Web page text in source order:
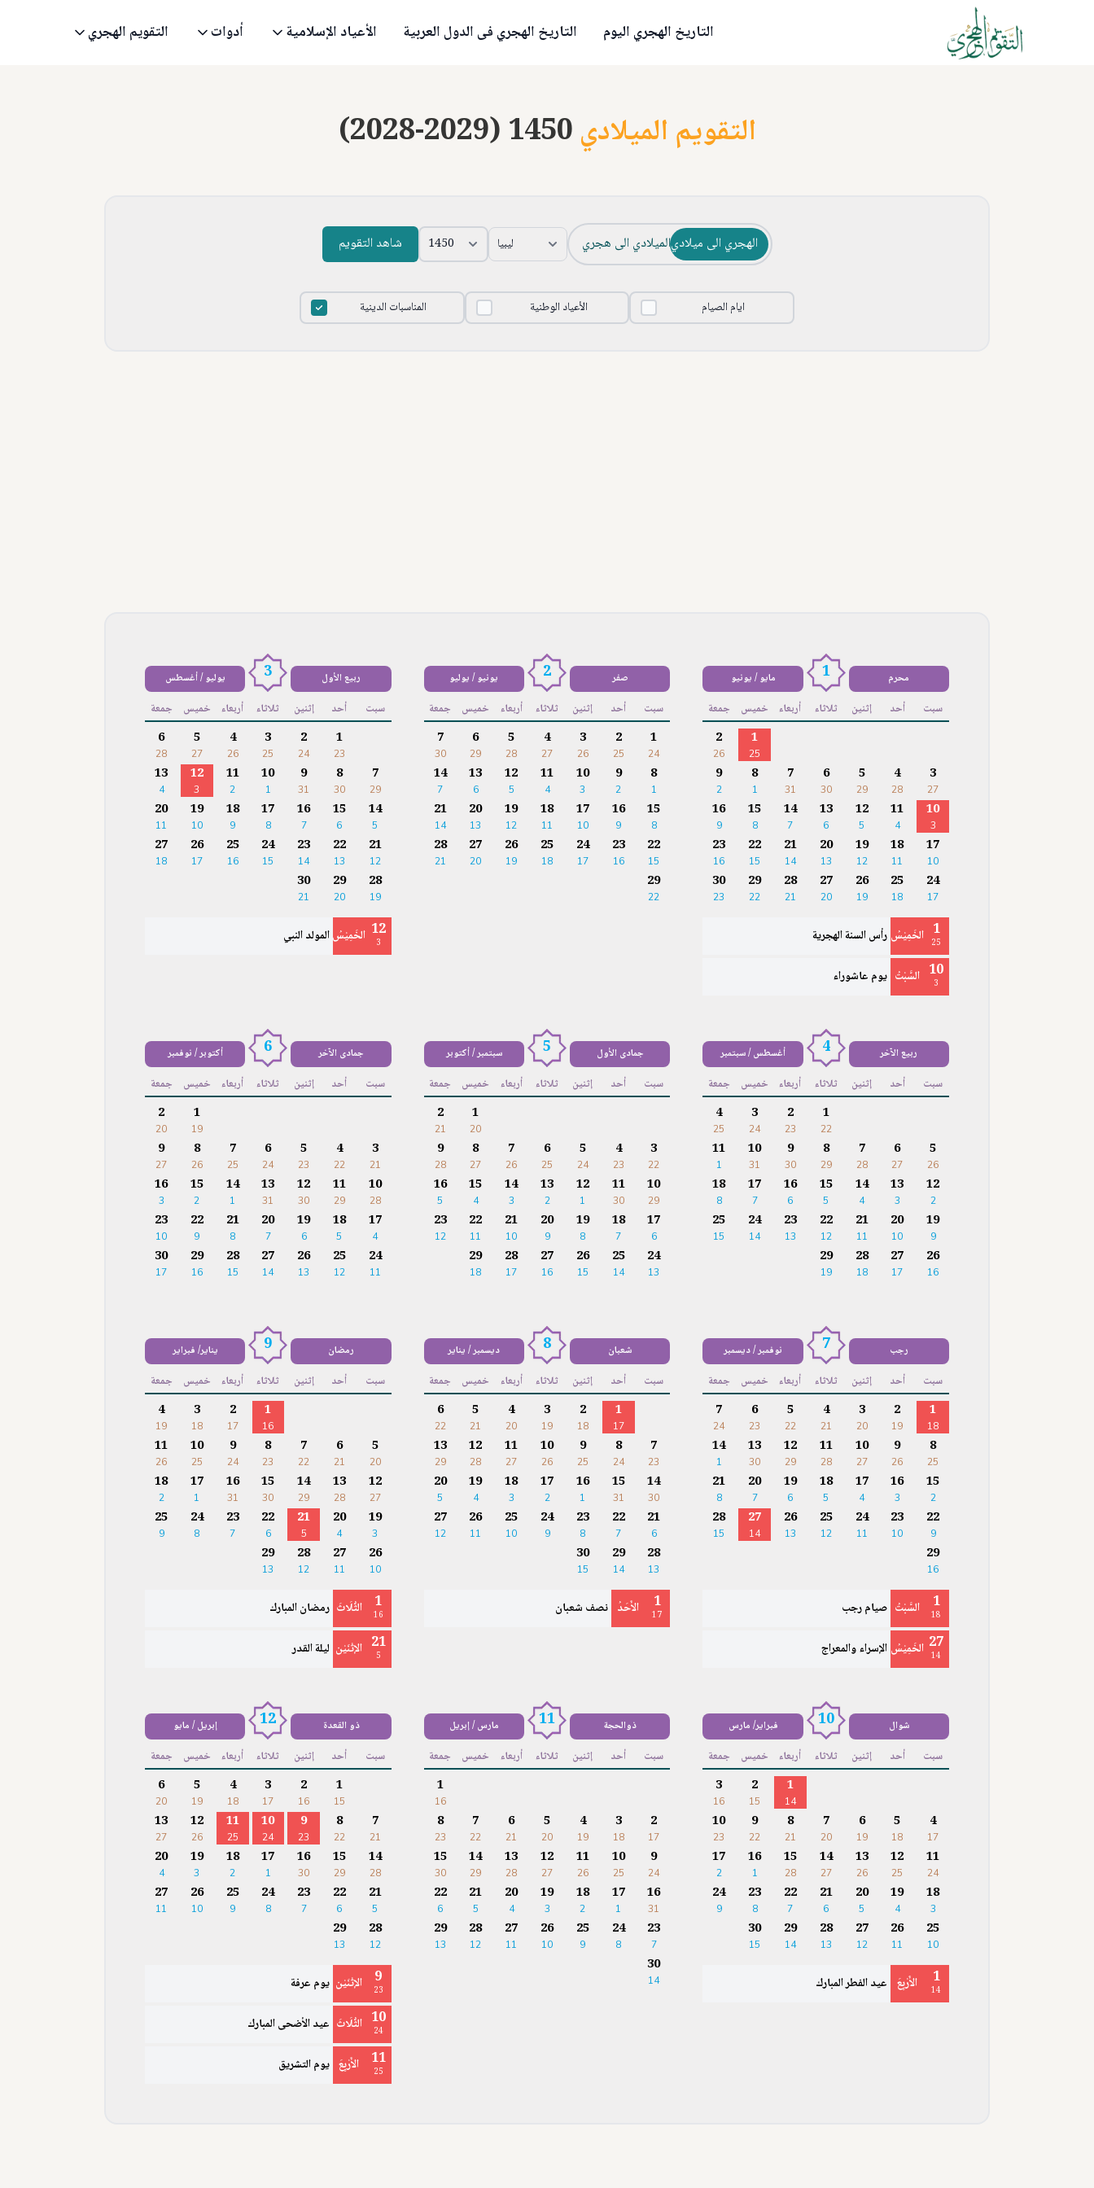
التاريخ الهجري اليوم التاريخ الهجري فى الدول العربية الأعياد الإسلامية أدوات التقويم الهجري
(2028-2029) 1450التقويم الميلادي
شاهد التقويم الميلادي الى هجريالهجري الى ميلادي
المناسبات الدينية الأعياد الوطنية ايام الصيام
محرم 1 مايو / يونيو
سبت أحد إثنين ثلاثاء أربعاء خميس جمعة
1
25
2
26
3
27
4
28
5
29
6
30
7
31
8
1
9
2
10
3
11
4
12
5
13
6
14
7
15
8
16
9
17
10
18
11
19
12
20
13
21
14
22
15
23
16
24
17
25
18
26
19
27
20
28
21
29
22
30
23
1
25 الخَمِيْسُ رأس السنة الهجرية
10
3 السَّبْتُ يوم عاشوراء
صفر 2 يونيو / يوليو
سبت أحد إثنين ثلاثاء أربعاء خميس جمعة
1
24
2
25
3
26
4
27
5
28
6
29
7
30
8
1
9
2
10
3
11
4
12
5
13
6
14
7
15
8
16
9
17
10
18
11
19
12
20
13
21
14
22
15
23
16
24
17
25
18
26
19
27
20
28
21
29
22
ربيع الأول 3 يوليو / أغسطس
سبت أحد إثنين ثلاثاء أربعاء خميس جمعة
1
23
2
24
3
25
4
26
5
27
6
28
7
29
8
30
9
31
10
1
11
2
12
3
13
4
14
5
15
6
16
7
17
8
18
9
19
10
20
11
21
12
22
13
23
14
24
15
25
16
26
17
27
18
28
19
29
20
30
21
12
3 الخَمِيْسُالمولد النبي
ربيع الآخر 4 أغسطس / سبتمبر
سبت أحد إثنين ثلاثاء أربعاء خميس جمعة
1
22
2
23
3
24
4
25
5
26
6
27
7
28
8
29
9
30
10
31
11
1
12
2
13
3
14
4
15
5
16
6
17
7
18
8
19
9
20
10
21
11
22
12
23
13
24
14
25
15
26
16
27
17
28
18
29
19
جمادى الأول 5 سبتمبر / أكتوبر
سبت أحد إثنين ثلاثاء أربعاء خميس جمعة
1
20
2
21
3
22
4
23
5
24
6
25
7
26
8
27
9
28
10
29
11
30
12
1
13
2
14
3
15
4
16
5
17
6
18
7
19
8
20
9
21
10
22
11
23
12
24
13
25
14
26
15
27
16
28
17
29
18
جمادى الآخر 6 أكتوبر / نوفمبر
سبت أحد إثنين ثلاثاء أربعاء خميس جمعة
1
19
2
20
3
21
4
22
5
23
6
24
7
25
8
26
9
27
10
28
11
29
12
30
13
31
14
1
15
2
16
3
17
4
18
5
19
6
20
7
21
8
22
9
23
10
24
11
25
12
26
13
27
14
28
15
29
16
30
17
رجب 7 نوفمبر / ديسمبر
سبت أحد إثنين ثلاثاء أربعاء خميس جمعة
1
18
2
19
3
20
4
21
5
22
6
23
7
24
8
25
9
26
10
27
11
28
12
29
13
30
14
1
15
2
16
3
17
4
18
5
19
6
20
7
21
8
22
9
23
10
24
11
25
12
26
13
27
14
28
15
29
16
1
18 السَّبْتُ صيام رجب
27
14 الخَمِيْسُ الإسراء والمعراج
شعبان 8 ديسمبر / يناير
سبت أحد إثنين ثلاثاء أربعاء خميس جمعة
1
17
2
18
3
19
4
20
5
21
6
22
7
23
8
24
9
25
10
26
11
27
12
28
13
29
14
30
15
31
16
1
17
2
18
3
19
4
20
5
21
6
22
7
23
8
24
9
25
10
26
11
27
12
28
13
29
14
30
15
1
17 الأَحَدُ نصف شعبان
رمضان 9 يناير/ فبراير
سبت أحد إثنين ثلاثاء أربعاء خميس جمعة
1
16
2
17
3
18
4
19
5
20
6
21
7
22
8
23
9
24
10
25
11
26
12
27
13
28
14
29
15
30
16
31
17
1
18
2
19
3
20
4
21
5
22
6
23
7
24
8
25
9
26
10
27
11
28
12
29
13
1
16 الثُّلَاثَ رمضان المبارك
21
5 الإثْنَيْن ليلة القدر
شوال 10 فبراير/ مارس
سبت أحد إثنين ثلاثاء أربعاء خميس جمعة
1
14
2
15
3
16
4
17
5
18
6
19
7
20
8
21
9
22
10
23
11
24
12
25
13
26
14
27
15
28
16
1
17
2
18
3
19
4
20
5
21
6
22
7
23
8
24
9
25
10
26
11
27
12
28
13
29
14
30
15
1
14 الأَرْبِعَ عيد الفطر المبارك
ذوالحجة 11 مارس / إبريل
سبت أحد إثنين ثلاثاء أربعاء خميس جمعة
1
16
2
17
3
18
4
19
5
20
6
21
7
22
8
23
9
24
10
25
11
26
12
27
13
28
14
29
15
30
16
31
17
1
18
2
19
3
20
4
21
5
22
6
23
7
24
8
25
9
26
10
27
11
28
12
29
13
30
14
ذو القعدة 12 إبريل / مايو
سبت أحد إثنين ثلاثاء أربعاء خميس جمعة
1
15
2
16
3
17
4
18
5
19
6
20
7
21
8
22
9
23
10
24
11
25
12
26
13
27
14
28
15
29
16
30
17
1
18
2
19
3
20
4
21
5
22
6
23
7
24
8
25
9
26
10
27
11
28
12
29
13
9
23 الإثْنَيْن يوم عرفة
10
24 الثُّلَاثَ عيد الأضحى المبارك
11
25 الأَرْبِعَ يوم التشريق